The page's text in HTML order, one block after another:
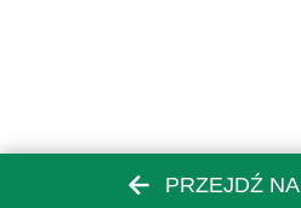
PRZEJDŹ NA